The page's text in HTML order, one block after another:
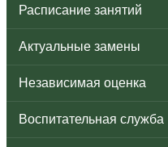
Расписание занятий
Актуальные замены
Независимая оценка
Воспитательная служба